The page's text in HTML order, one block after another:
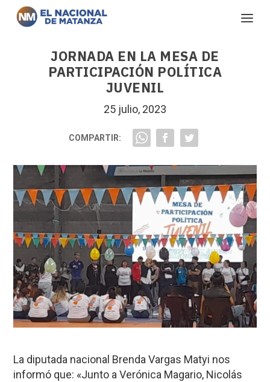
JORNADA EN LA MESA DE
PARTICIPACIÓN POLÍTICA
JUVENIL
25 julio, 2023
COMPARTIR:
La diputada nacional Brenda Vargas Matyi nos
informó que: «Junto a Verónica Magario, Nicolás